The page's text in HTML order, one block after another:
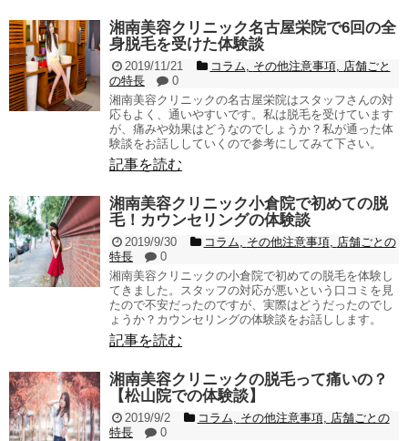
湘南美容クリニック名古屋栄院で6回の全
身脱毛を受けた体験談
2019/11/21 コラム, その他注意事項, 店舗ごと
の特長
0
湘南美容クリニックの名古屋栄院はスタッフさんの対
応もよく、通いやすいです。私は脱毛を受けています
が、痛みや効果はどうなのでしょうか？私が通った体
験談をお話ししていくので参考にしてみて下さい。
記事を読む
湘南美容クリニック小倉院で初めての脱
毛！カウンセリングの体験談
2019/9/30 コラム, その他注意事項, 店舗ごとの
特長
0
湘南美容クリニックの小倉院で初めての脱毛を体験し
てきました。スタッフの対応が悪いという口コミを見
たので不安だったのですが、実際はどうだったのでし
ょうか？カウンセリングの体験談をお話しします。
記事を読む
湘南美容クリニックの脱毛って痛いの？
【松山院での体験談】
2019/9/2 コラム, その他注意事項, 店舗ごとの
特長
0